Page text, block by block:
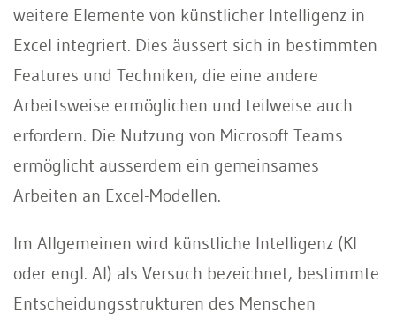
weitere Elemente von künstlicher Intelligenz in
Excel integriert. Dies äussert sich in bestimmten
Features und Techniken, die eine andere
Arbeitsweise ermöglichen und teilweise auch
erfordern. Die Nutzung von Microsoft Teams
ermöglicht ausserdem ein gemeinsames
Arbeiten an Excel-Modellen.
Im Allgemeinen wird künstliche Intelligenz (KI
oder engl. AI) als Versuch bezeichnet, bestimmte
Entscheidungsstrukturen des Menschen